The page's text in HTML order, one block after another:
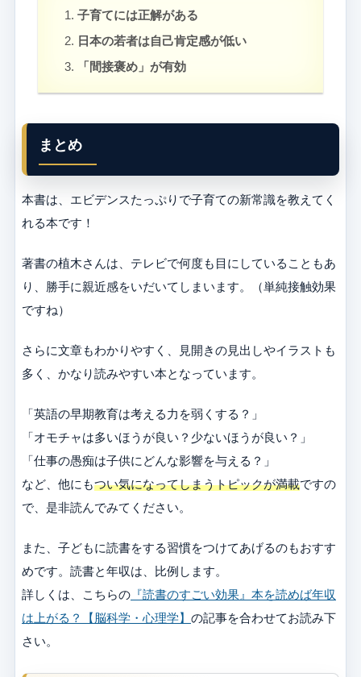
子育てには正解がある
日本の若者は自己肯定感が低い
「間接褒め」が有効
まとめ
本書は、エビデンスたっぷりで子育ての新常識を教えてく
れる本です！
著書の植木さんは、テレビで何度も目にしていることもあ
り、勝手に親近感をいだいてしまいます。（単純接触効果
ですね）
さらに文章もわかりやすく、見開きの見出しやイラストも
多く、かなり読みやすい本となっています。
「英語の早期教育は考える力を弱くする？」
「オモチャは多いほうが良い？少ないほうが良い？」
「仕事の愚痴は子供にどんな影響を与える？」
など、他にもつい気になってしまうトピックが満載ですの
で、是非読んでみてください。
また、子どもに読書をする習慣をつけてあげるのもおすす
めです。読書と年収は、比例します。
詳しくは、こちらの 『読書のすごい効果』本を読めば年収
は上がる？【脳科学・心理学】 の記事を合わせてお読み下
さい。